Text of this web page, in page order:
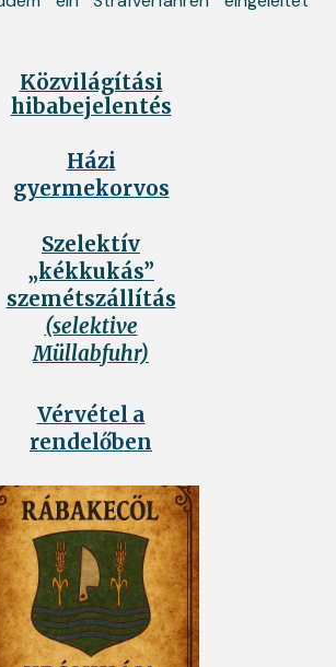
Közvilágítási
hibabejelentés
Házi
gyermekorvos
Szelektív
„kékkukás”
szemétszállítás
(selektive
Müllabfuhr)
Vérvétel a
rendelőben